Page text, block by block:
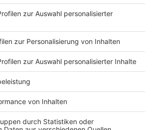
der Krankenkasse kann bei der
geeigneten Psychologen
es ist nicht immer einfach, einen
finden. Bei einem Thema allerdings
abgewartet werden, sondern
werden: Suizidgefahr.
dazu:
häufig in Verbindung mit
auf, also mit Rückzug, mit großer